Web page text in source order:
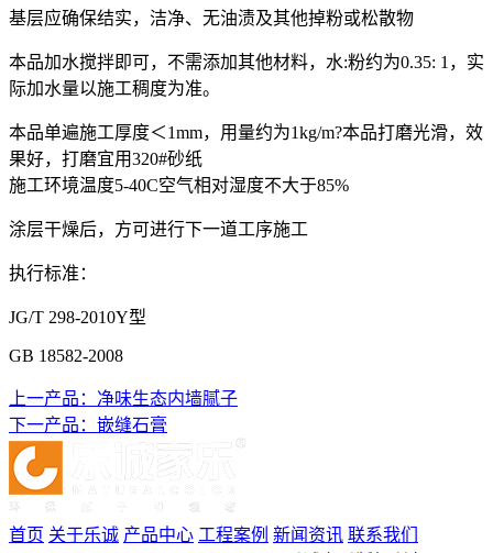
基层应确保结实，洁净、无油渍及其他掉粉或松散物
本品加水搅拌即可，不需添加其他材料，水:粉约为0.35: 1，实
际加水量以施工稠度为准。
本品单遍施工厚度＜1mm，用量约为1kg/m?本品打磨光滑，效
果好，打磨宜用320#砂纸
施工环境温度5-40C空气相对湿度不大于85%
涂层干燥后，方可进行下一道工序施工
执行标准：
JG/T 298-2010Y型
GB 18582-2008
上一产品： 净味生态内墙腻子
下一产品： 嵌缝石膏
首页 关于乐诚 产品中心 工程案例 新闻资讯 联系我们